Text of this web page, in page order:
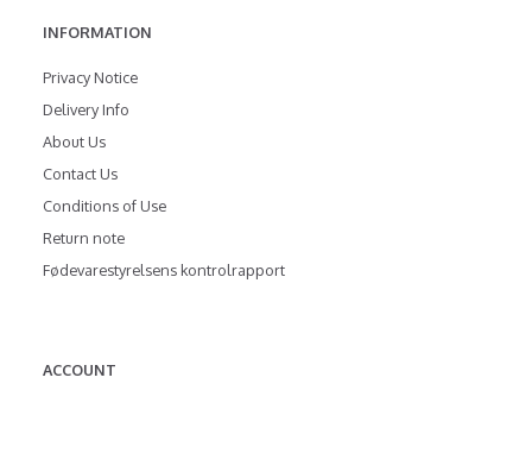
INFORMATION
Privacy Notice
Delivery Info
About Us
Contact Us
Conditions of Use
Return note
Fødevarestyrelsens kontrolrapport
ACCOUNT